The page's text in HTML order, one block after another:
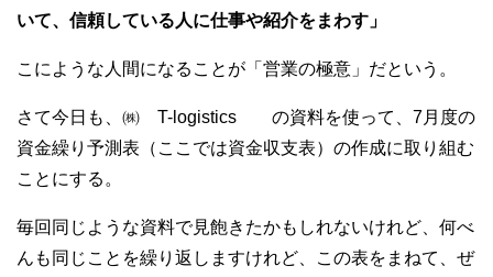
いて、信頼している人に仕事や紹介をまわす」
こにような人間になることが「営業の極意」だという。
さて今日も、㈱ T-logistics の資料を使って、7月度の
資金繰り予測表（ここでは資金収支表）の作成に取り組む
ことにする。
毎回同じような資料で見飽きたかもしれないけれど、何べ
んも同じことを繰り返しますけれど、この表をまねて、ぜ